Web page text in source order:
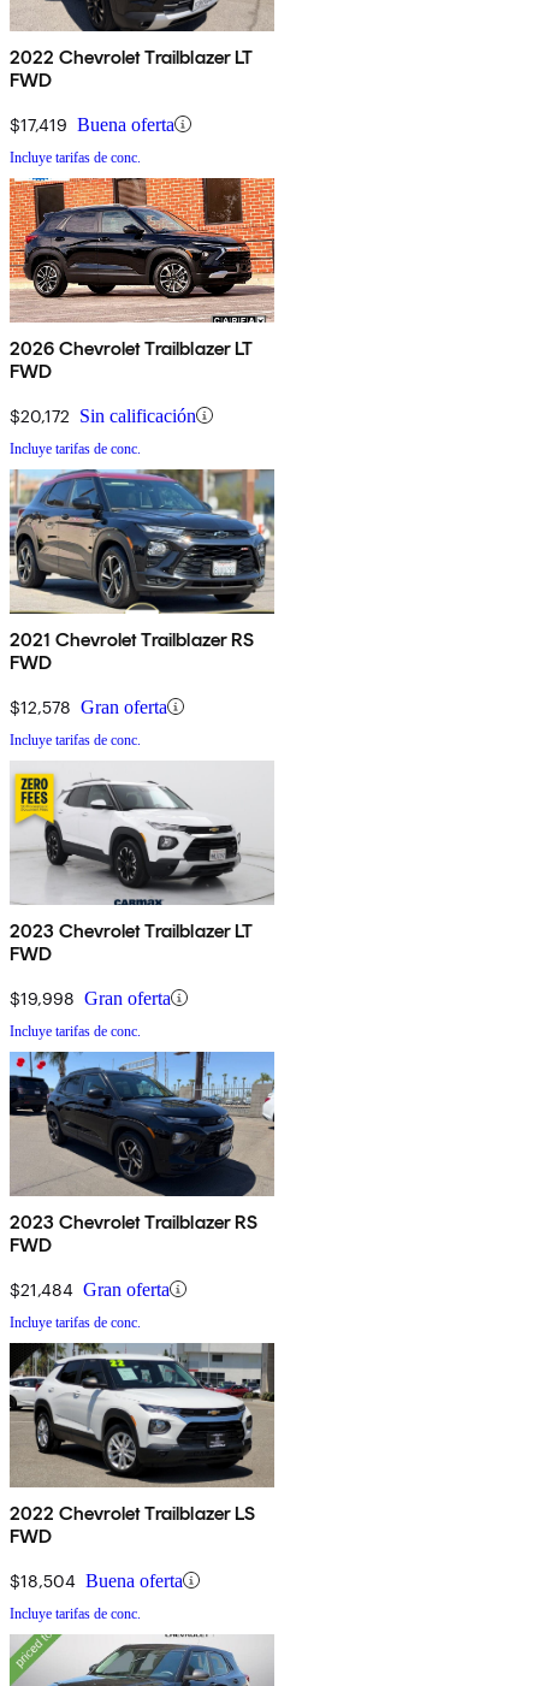
2022 Chevrolet Trailblazer LT
FWD
$17,419 Buena oferta
Incluye tarifas de conc.
2026 Chevrolet Trailblazer LT
FWD
$20,172 Sin calificación
Incluye tarifas de conc.
2021 Chevrolet Trailblazer RS
FWD
$12,578 Gran oferta
Incluye tarifas de conc.
2023 Chevrolet Trailblazer LT
FWD
$19,998 Gran oferta
Incluye tarifas de conc.
2023 Chevrolet Trailblazer RS
FWD
$21,484 Gran oferta
Incluye tarifas de conc.
2022 Chevrolet Trailblazer LS
FWD
$18,504 Buena oferta
Incluye tarifas de conc.